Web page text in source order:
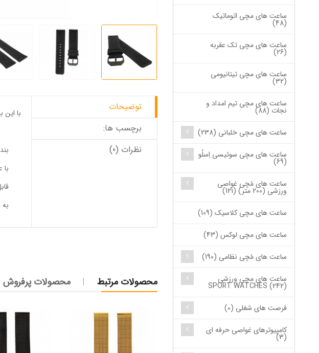
ساعت های مچی اتوماتیک
(48)
ساعت های مچی تک عقربه
(26)
ساعت های مچی تیتانیومی
(32)
ساعت های مچی تیم امداد و
نجات (88)
ساعت های مچی خلبانی (238)
ساعت های مچی سوئیسی اِسلُو
(69)
ساعت های مُچی غواصی
ورزشی (200 متر) (121)
ساعت های مچی کلاسیک (109)
ساعت های مچی لوکس (43)
ساعت های مُچی نظامی (190)
ساعت های مچی ورزشی
SPORT WATCHES (242)
فرصت های شغلی (0)
کامپیوترهای غواصی حرفه ای
(3)
توضیحات
برچسب ها:
نظرات (0)
با
با عرض 22 میل،
محصولات مرتبط محصولات پرفروش